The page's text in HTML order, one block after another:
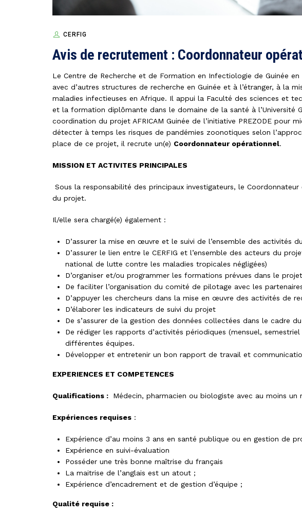
CERFIG
Avis de recrutement : Coordonnateur
Le Centre de Recherche et de Formation en Infectiologie de Guinée en
avec d’autres structures de recherche en Guinée et à l’étranger, à la
maladies infectieuses en Afrique. Il appui la Faculté des sciences et
et la formation diplômante dans le domaine de la santé à l’Université
coordination du projet AFRICAM Guinée de l’initiative PREZODE pour
détecter à temps les risques de pandémies zoonotiques selon
place de ce projet, il recrute un(e) Coordonnateur opérationnel.
MISSION ET ACTIVITES PRINCIPALES
Sous la responsabilité des principaux investigateurs, le
du projet.
Il/elle sera chargé(e) également :
D’assurer la mise en œuvre et le suivi de l’ensemble des activités
D’assurer le lien entre le CERFIG et l’ensemble des acteurs du
national de lutte contre les maladies tropicales négligées)
D’organiser et/ou programmer les formations prévues dans le projet
De faciliter l’organisation du comité de pilotage avec les
D’appuyer les chercheurs dans la mise en œuvre des activités de
D’élaborer les indicateurs de suivi du projet
De s’assurer de la gestion des données collectées dans le cadre
De rédiger les rapports d’activités périodiques (mensuel,
différentes équipes.
Développer et entretenir un bon rapport de travail et
EXPERIENCES ET COMPETENCES
Qualifications : Médecin, pharmacien ou biologiste avec au moins un
Expériences requises :
Expérience d’au moins 3 ans en santé publique ou en gestion de
Expérience en suivi-évaluation
Posséder une très bonne maîtrise du français
La maitrise de l’anglais est un atout ;
Expérience d’encadrement et de gestion d’équipe ;
Qualité requise :